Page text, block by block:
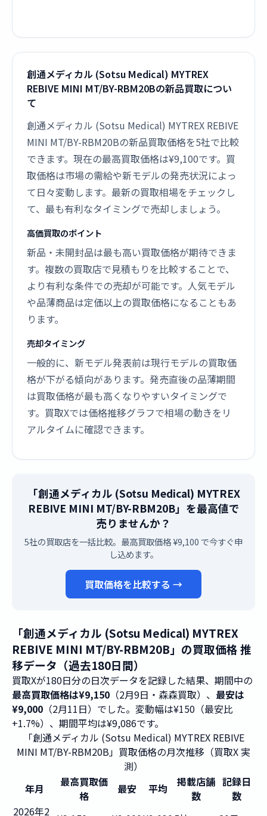
創通メディカル (Sotsu Medical) MYTREX
REBIVE MINI MT/BY-RBM20Bの新品買取につい
て
創通メディカル (Sotsu Medical) MYTREX REBIVE
MINI MT/BY-RBM20Bの新品買取価格を5社で比較
できます。現在の最高買取価格は¥9,100です。買
取価格は市場の需給や新モデルの発売状況によっ
て日々変動します。最新の買取相場をチェックし
て、最も有利なタイミングで売却しましょう。
高価買取のポイント
新品・未開封品は最も高い買取価格が期待できま
す。複数の買取店で見積もりを比較することで、
より有利な条件での売却が可能です。人気モデル
や品薄商品は定価以上の買取価格になることもあ
ります。
売却タイミング
一般的に、新モデル発表前は現行モデルの買取価
格が下がる傾向があります。発売直後の品薄期間
は買取価格が最も高くなりやすいタイミングで
す。買取Xでは価格推移グラフで相場の動きをリ
アルタイムに確認できます。
「創通メディカル (Sotsu Medical) MYTREX
REBIVE MINI MT/BY-RBM20B」を最高値で
売りませんか？
5社の買取店を一括比較。最高買取価格 ¥9,100 で今すぐ申
し込めます。
買取価格を比較する →
「創通メディカル (Sotsu Medical) MYTREX
REBIVE MINI MT/BY-RBM20B」の買取価格 推
移データ（過去180日間）
買取Xが180日分の日次データを記録した結果、期間中の
最高買取価格は¥9,150 （2月9日・森森買取）、 最安は
¥9,000 （2月11日）でした。変動幅は¥150（最安比
+1.7%）、期間平均は¥9,086です。
「創通メディカル (Sotsu Medical) MYTREX REBIVE
MINI MT/BY-RBM20B」買取価格の月次推移（買取X 実
測）
年月
最高買取価
格
最安 平均
掲載店舗
数
記録日
数
2026年2